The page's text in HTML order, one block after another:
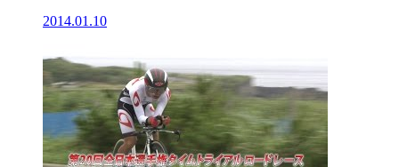
2014.01.10